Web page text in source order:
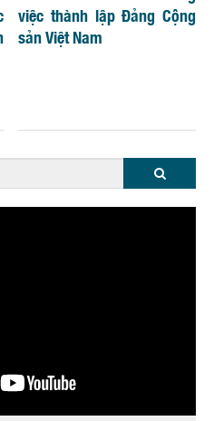
việc thành lập Đảng Cộng
sản Việt Nam